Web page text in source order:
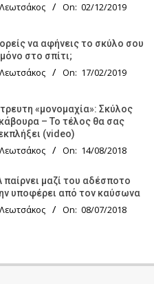
On: 02/12/2019
να αφήνεις το σκύλο σου
μόνο στο σπίτι;
On: 17/02/2019
«μονομαχία»: Σκύλος
– Το τέλος θα σας
(video)
On: 14/08/2018
παίρνει μαζί του αδέσποτο
υποφέρει από τον καύσωνα
On: 08/07/2018